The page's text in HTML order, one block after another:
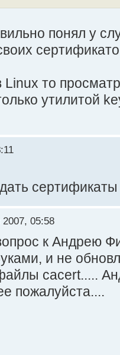
понял у
Linux то
утилитой
2007, 05:58
к Андрею
и не
cacert.....
пожалуйста....